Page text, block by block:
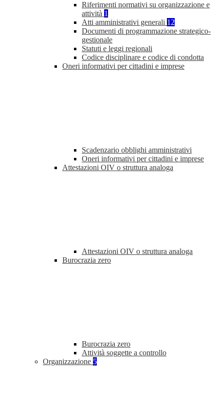
Riferimenti normativi su organizzazione e
attività 1
Atti amministrativi generali 12
Documenti di programmazione strategico-
gestionale
Statuti e leggi regionali
Codice disciplinare e codice di condotta
Oneri informativi per cittadini e imprese
Scadenzario obblighi amministrativi
Oneri informativi per cittadini e imprese
Attestazioni OIV o struttura analoga
Attestazioni OIV o struttura analoga
Burocrazia zero
Burocrazia zero
Attività soggette a controllo
Organizzazione 5